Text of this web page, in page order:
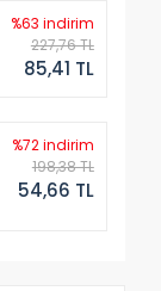
%63 indirim
227,76 TL
85,41 TL
%72 indirim
198,38 TL
54,66 TL